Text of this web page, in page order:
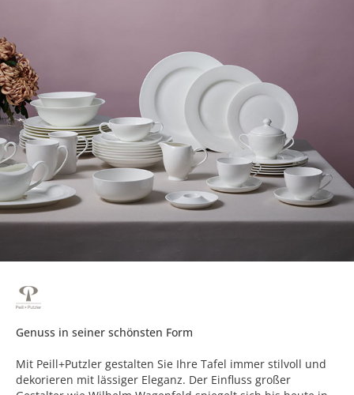
Genuss in seiner schönsten Form
Mit Peill+Putzler gestalten Sie Ihre Tafel immer stilvoll und
dekorieren mit lässiger Eleganz. Der Einfluss großer